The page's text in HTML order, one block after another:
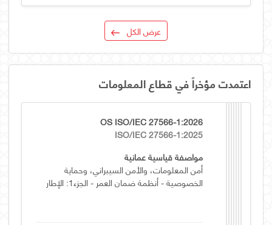
عرض الكل
اعتمدت مؤخراً في قطاع المعلومات
OS ISO/IEC 27566-1:2026
ISO/IEC 27566-1:2025
مواصفة قياسية عمانية
أمن المعلومات، والأمن السيبراني، وحماية
الخصوصية - أنظمة ضمان العمر - الجزء1: الإطار